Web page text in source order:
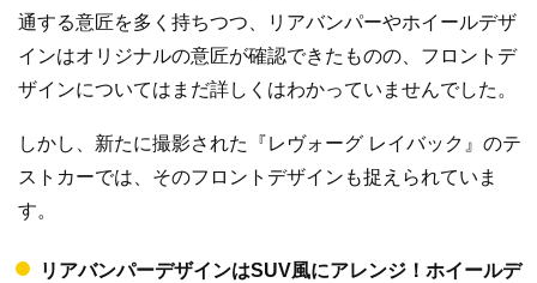
通する意匠を多く持ちつつ、リアバンパーやホイールデザ
インはオリジナルの意匠が確認できたものの、フロントデ
ザインについてはまだ詳しくはわかっていませんでした。
しかし、新たに撮影された『レヴォーグ レイバック』のテ
ストカーでは、そのフロントデザインも捉えられていま
す。
リアバンパーデザインはSUV風にアレンジ！ホイールデ